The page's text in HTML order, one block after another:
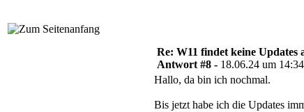
Re: W11 findet keine Updates
Antwort #8 - 18.06.24 um
Hallo, da bin ich nochmal.
Bis jetzt habe ich die Updates